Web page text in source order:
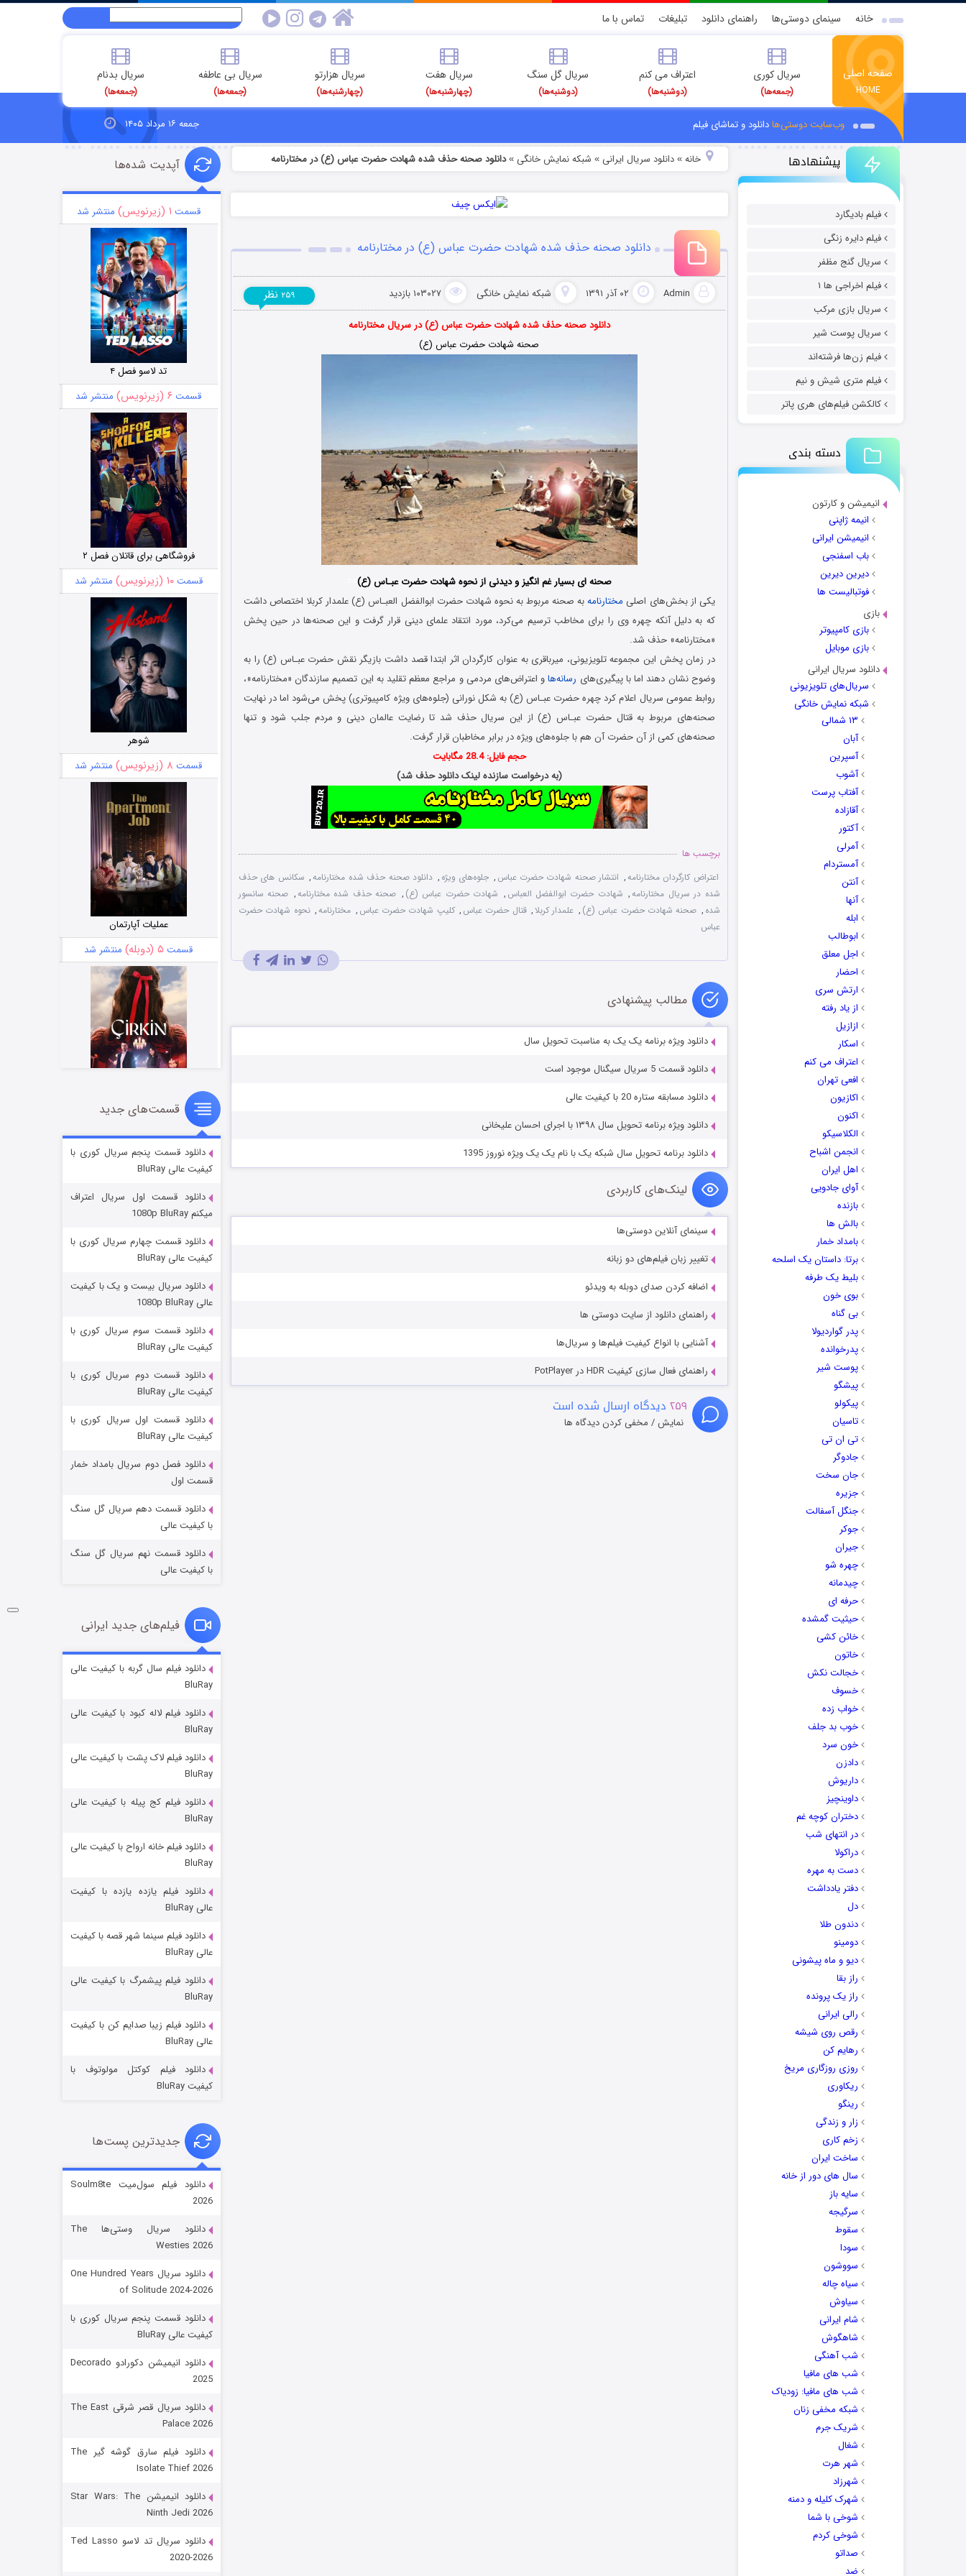
خانه سینمای دوستی‌ها راهنمای دانلود تبلیغات تماس با ما
صفحه اصلی
HOME
سریال کوری
(جمعه‌ها)
اعتراف می کنم
(دوشنبه‌ها)
سریال گل سنگ
(دوشنبه‌ها)
سریال هفت
(چهارشنبه‌ها)
سریال هزارتو
(چهارشنبه‌ها)
سریال بی عاطفه
(جمعه‌ها)
سریال بدنام
(جمعه‌ها)
وب‌سایت دوستی‌هادانلود و تماشای فیلم جمعه ۱۶ مرداد ۱۴۰۵
پیشنهادها
فیلم بادیگارد
فیلم دایره زنگی
سریال گنج مظفر
فیلم اخراجی ها ۱
سریال بازی مرکب
سریال پوست شیر
فیلم زن‌ها فرشته‌اند
فیلم متری شیش و نیم
کالکشن فیلم‌های هری پاتر
دسته بندی
انیمیشن و کارتون
انیمه ژاپنی
انیمیشن ایرانی
باب اسفنجی
دیرین دیرین
فوتبالیست ها
بازی
بازی کامپیوتر
بازی موبایل
دانلود سریال ایرانی
سریال‌های تلویزیونی
شبکه نمایش خانگی
۱۳ شمالی
آبان
آسپرین
آشوب
آفتاب پرست
آقازاده
آکتور
آمرلی
آمستردام
آنتن
آنها
ابله
ابوطالب
اجل معلق
احضار
ارتش سری
از یاد رفته
ازازیل
اسکار
اعتراف می کنم
افعی تهران
اکازیون
اکنون
الکلاسیکو
انجمن اشباح
اهل ایران
آوای جادویی
بازنده
بالش ها
بامداد خمار
برتا: داستان یک اسلحه
بلیط یک‌‌ طرفه
بوی خون
بی گناه
پدر گواردیولا
پدرخوانده
پوست شیر
پیشگو
پیکولو
تاسیان
تی ان تی
جادوگر
جان سخت
جزیره
جنگل آسفالت
جوکر
جیران
چهره شو
چیدمانه
حرفه ای
حیثیت گمشده
خائن کشی
خاتون
خجالت نکش
خسوف
خواب زده
خوب بد جلف
خون سرد
دادزن
داریوش
داوینچیز
دختران کوچه غم
در انتهای شب
دراکولا
دست به مهره
دفتر یادداشت
دل
دندون طلا
دومینو
دیو و ماه پیشونی
راز بقا
راز یک پرونده
رالی ایرانی
رقص روی شیشه
رهایم کن
روزی روزگاری مریخ
ریکاوری
رینگو
زار و زندگی
زخم کاری
ساخت ایران
سال های دور از خانه
سایه باز
سرگیجه
سقوط
سودا
سووشون
سیاه چاله
سیاوش
شام ایرانی
شاهگوش
شب آهنگی
شب های مافیا
شب های مافیا: زودیاک
شبکه مخفی زنان
شریک جرم
شغال
شهر هرت
شهرزاد
شهرک کلیله و دمنه
شوخی با شما
شوخی کردم
صداتو
ضد
خانه» دانلود سریال ایرانی » شبکه نمایش خانگی »دانلود صحنه حذف شده شهادت حضرت عباس (ع) در مختارنامه
دانلود صحنه حذف شده شهادت حضرت عباس (ع) در مختارنامه
Admin ۰۲ آذر ۱۳۹۱ شبکه نمایش خانگی ۱۰۳۰۲۷ بازدید ۲۵۹ نظر
دانلود صحنه حذف شده شهادت حضرت عباس (ع) در سریال مختارنامه
صحنه شهادت حضرت عباس (ع)
صحنه ای بسیار غم انگیز و دیدنی از نحوه شهادت حضرت عبـاس (ع)
یکی از بخش‌های اصلی مختارنامهبه صحنه مربوط به نحوه شهادت حضرت ابوالفضل العبـاس (ع) علمدار کربلا اختصاص داشت
که به دلیل آنکه چهره وی را برای مخاطب ترسیم می‌کرد، مورد انتقاد علمای دینی قرار گرفت و این صحنه‌ها در حین پخش
«مختارنامه» حذف شد‏. ‏
در زمان پخش این مجموعه تلویزیونی، میرباقری به عنوان کارگردان اثر ابتدا قصد داشت بازیگر نقش حضرت عبـاس (ع) را به
وضوح نشان دهند‏ اما با پیگیری‌های رسانه‌هاو اعتراض‌های مردمی و مراجع معظم تقلید به این تصمیم سازندگان «مختارنامه»،
روابط‌ عمومی سریال اعلام کرد چهره حضرت عبـاس (ع) به شکل نورانی (جلوه‌های ویژه کامپیوتری) پخش می‌شود اما در ‌‌نهایت
صحنه‌های مربوط به قتال حضرت عبـاس (ع) از این سریال حذف شد تا رضایت عالمان دینی و مردم جلب شود و تنها
صحنه‌های کمی از آن حضرت آن هم با جلوه‌های ویژه در برابر مخاطبان قرار گرفت‏.
حجم فایل: 28.4 مگابایت
(به درخواست سازنده لینک دانلود حذف شد)
برچسب ها
اعتراض کارگردان مختارنامه, انتشار صحنه شهادت حضرت عباس , جلوه‌های ویژه , دانلود صحنه حذف شده مختارنامه, سکانس های حذف
شده در سریال مختارنامه, شهادت حضرت ابوالفضل العباس , شهادت حضرت عباس (ع) , صحنه حذف شده مختارنامه, صحنه سانسور
شده , صحنه شهادت حضرت عباس (ع) , علمدار کربلا, قتال حضرت عباس , کلیپ شهادت حضرت عباس , مختارنامه, نحوه شهادت حضرت
عباس
مطالب پیشنهادی
دانلود ویژه برنامه یک یک به مناسبت تحویل سال
دانلود قسمت 5 سریال سیگنال موجود است
دانلود مسابقه ستاره 20 با کیفیت عالی
دانلود ویژه برنامه تحویل سال ۱۳۹۸ با اجرای احسان علیخانی
دانلود برنامه تحویل سال شبکه یک با نام یک یک ویژه نوروز 1395
لینک‌های کاربردی
سینمای آنلاین دوستی‌ها
تغییر زبان فیلم‌های دو زبانه
اضافه کردن صدای دوبله به ویدئو
راهنمای دانلود از سایت دوستی ها
آشنایی با انواع کیفیت فیلم‌ها و سریال‌ها
راهنمای فعال سازی کیفیت HDR در PotPlayer
۲۵۹ دیدگاه ارسال شده است
نمایش / مخفی کردن دیدگاه ها
آپدیت شده‌ها
قسمت ۱ (زیرنویس) منتشر شد
تد لاسو فصل ۴
قسمت ۶ (زیرنویس) منتشر شد
فروشگاهی برای قاتلان فصل ۲
قسمت۱۰ (زیرنویس) منتشر شد
شوهر
قسمت ۸ (زیرنویس) منتشر شد
عملیات آپارتمان
قسمت ۵ (دوبله) منتشر شد
سریال زشت
قسمت۲ (زیرنویس) منتشر شد
مردگان متحرک: شهر مرده ۳
شکست استوارت در نجات جهان
قسمت ۷ (زیرنویس) منتشر شد
شوگر فصل ۲
قسمت
خاندان اژدها فصل ۳
جادوگری در مغولستان
قسمت۶ (زیرنویس)
رویایی برای تو
قسمت۱۵ (دوبله)
قسمت‌های جدید
دانلود قسمت پنجم سریال کوری با
کیفیت عالی BluRay
دانلود قسمت اول سریال اعتراف
میکنم 1080p BluRay
دانلود قسمت چهارم سریال کوری با
کیفیت عالی BluRay
دانلود سریال بیست و یک با کیفیت
عالی 1080p BluRay
دانلود قسمت سوم سریال کوری با
کیفیت عالی BluRay
دانلود قسمت دوم سریال کوری با
کیفیت عالی BluRay
دانلود قسمت اول سریال کوری با
کیفیت عالی BluRay
دانلود فصل دوم سریال بامداد خمار
قسمت اول
دانلود قسمت دهم سریال گل سنگ
با کیفیت عالی
دانلود قسمت نهم سریال گل سنگ
با کیفیت عالی
فیلم‌های جدید ایرانی
دانلود فیلم سال گربه با کیفیت عالی
BluRay
دانلود فیلم لاله کبود با کیفیت عالی
BluRay
دانلود فیلم لاک پشت با کیفیت عالی
BluRay
دانلود فیلم کج‌ پیله با کیفیت عالی
BluRay
دانلود فیلم خانه ارواح با کیفیت عالی
BluRay
دانلود فیلم یازده یازده با کیفیت
عالی BluRay
دانلود فیلم سینما شهر قصه با کیفیت
عالی BluRay
دانلود فیلم پیشمرگ با کیفیت عالی
BluRay
دانلود فیلم زیبا صدایم کن با کیفیت
عالی BluRay
دانلود فیلم کوکتل مولوتوف با
کیفیت BluRay
جدیدترین پست‌ها
دانلود فیلم سول‌میت Soulm8te
2026
دانلود سریال وستی‌ها The
Westies 2026
دانلود سریال One Hundred Years
of Solitude 2024-2026
دانلود قسمت پنجم سریال کوری با
کیفیت عالی BluRay
دانلود انیمیشن دکورادو Decorado
2025
دانلود سریال قصر شرقی The East
Palace 2026
دانلود فیلم سارق گوشه گیر The
Isolate Thief 2026
دانلود انیمیشن Star Wars: The
Ninth Jedi 2026
دانلود سریال تد لاسو Ted Lasso
2020-2026